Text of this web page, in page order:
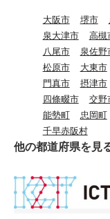
大阪市 堺市
泉大津市
高槻
八尾市
泉佐野
松原市
大東市
門真市
摂津市
四條畷市
交野
能勢町
忠岡町
千早赤阪村
他の都道府県を見